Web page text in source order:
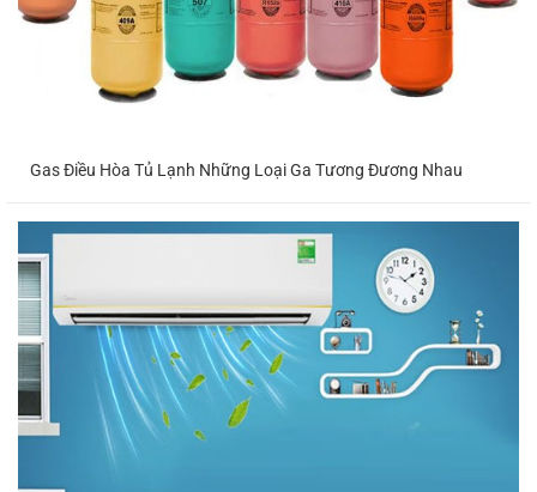
Gas Điều Hòa Tủ Lạnh Những Loại Ga Tương Đương Nhau